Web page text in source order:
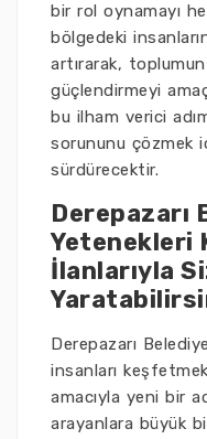
bir rol oynamayı
bölgedeki
artırarak, toplumun
güçlendirmeyi
bu ilham verici
sorununu çözmek
sürdürecektir.
Derepazarı
Yetenekleri
İlanlarıyla
Derepazarı
insanları
amacıyla yeni bir
arayanlara büyük